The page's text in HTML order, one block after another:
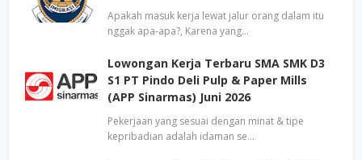
Apakah masuk kerja lewat jalur orang dalam itu
nggak apa-apa?, Karena yang…
Lowongan Kerja Terbaru SMA SMK D3
S1 PT Pindo Deli Pulp & Paper Mills
(APP Sinarmas) Juni 2026
Pekerjaan yang sesuai dengan minat & tipe
kepribadian adalah idaman se…